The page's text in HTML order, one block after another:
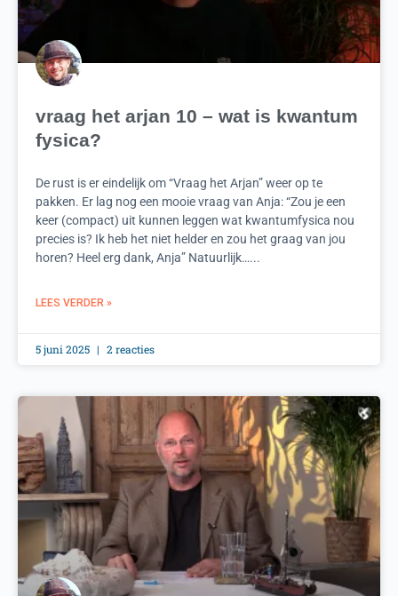
vraag het arjan 10 – wat is kwantum
fysica?
De rust is er eindelijk om “Vraag het Arjan” weer op te
pakken. Er lag nog een mooie vraag van Anja: “Zou je een
keer (compact) uit kunnen leggen wat kwantumfysica nou
precies is? Ik heb het niet helder en zou het graag van jou
horen? Heel erg dank, Anja” Natuurlijk…...
LEES VERDER »
5 juni 2025 2 reacties